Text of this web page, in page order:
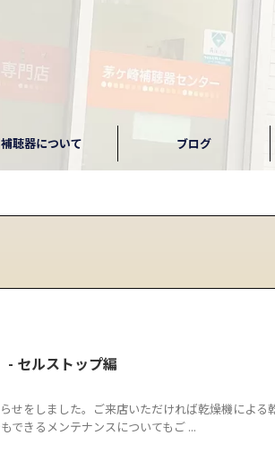
補聴器について ブログ
- セルストップ編
せをしました。ご来店いただければ乾燥機による
できるメンテナンスについてもご ...